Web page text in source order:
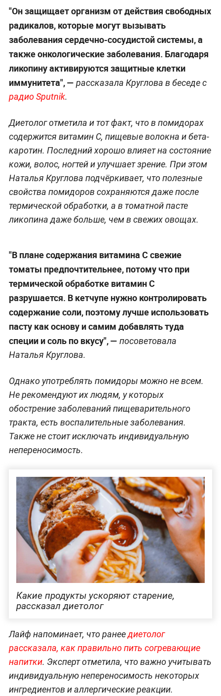
"Он защищает организм от действия свободных
радикалов, которые могут вызывать
заболевания сердечно-сосудистой системы, а
также онкологические заболевания. Благодаря
ликопину активируются защитные клетки
иммунитета", — рассказала Круглова в беседе с
радио Sputnik.
Диетолог отметила и тот факт, что в помидорах
содержится витамин С, пищевые волокна и бета-
каротин. Последний хорошо влияет на состояние
кожи, волос, ногтей и улучшает зрение. При этом
Наталья Круглова подчёркивает, что полезные
свойства помидоров сохраняются даже после
термической обработки, а в томатной пасте
ликопина даже больше, чем в свежих овощах.
"В плане содержания витамина С свежие
томаты предпочтительнее, потому что при
термической обработке витамин С
разрушается. В кетчупе нужно контролировать
содержание соли, поэтому лучше использовать
пасту как основу и самим добавлять туда
специи и соль по вкусу", — посоветовала
Наталья Круглова.
Однако употреблять помидоры можно не всем.
Не рекомендуют их людям, у которых
обострение заболеваний пищеварительного
тракта, есть воспалительные заболевания.
Также не стоит исключать индивидуальную
непереносимость.
Какие продукты ускоряют старение,
рассказал диетолог
Лайф напоминает, что ранеедиетолог
рассказала, как правильно пить согревающие
напитки. Эксперт отметила, что важно учитывать
индивидуальную непереносимость некоторых
ингредиентов и аллергические реакции.